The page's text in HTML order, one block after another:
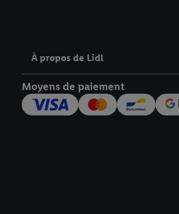
À propos de Lidl
Moyens de paiement